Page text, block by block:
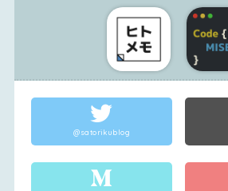
@satorikublog